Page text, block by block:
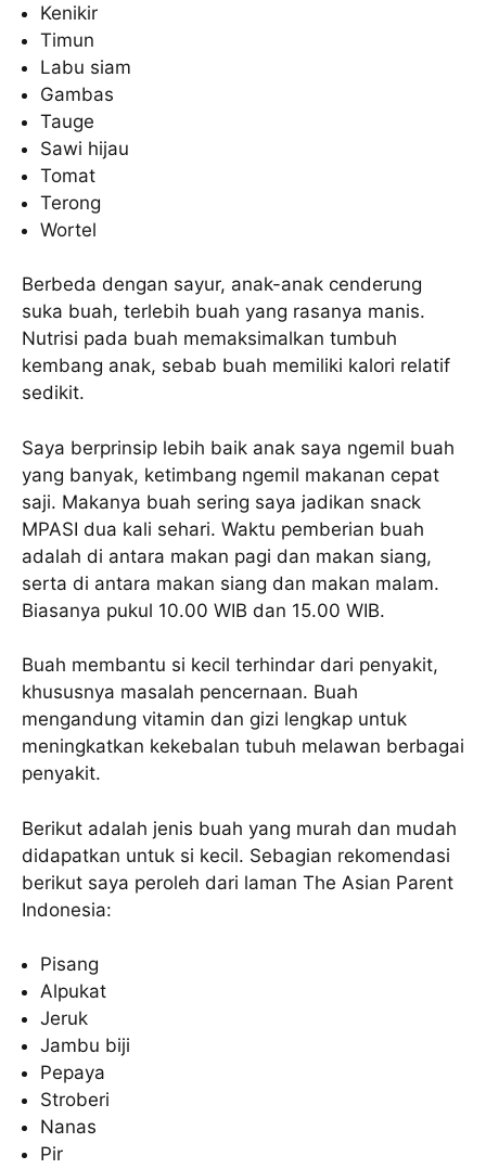
Kenikir
Timun
Labu siam
Gambas
Tauge
Sawi hijau
Tomat
Terong
Wortel
Berbeda dengan sayur, anak-anak cenderung
suka buah, terlebih buah yang rasanya manis.
Nutrisi pada buah memaksimalkan tumbuh
kembang anak, sebab buah memiliki kalori relatif
sedikit.
Saya berprinsip lebih baik anak saya ngemil buah
yang banyak, ketimbang ngemil makanan cepat
saji. Makanya buah sering saya jadikan snack
MPASI dua kali sehari. Waktu pemberian buah
adalah di antara makan pagi dan makan siang,
serta di antara makan siang dan makan malam.
Biasanya pukul 10.00 WIB dan 15.00 WIB.
Buah membantu si kecil terhindar dari penyakit,
khususnya masalah pencernaan. Buah
mengandung vitamin dan gizi lengkap untuk
meningkatkan kekebalan tubuh melawan berbagai
penyakit.
Berikut adalah jenis buah yang murah dan mudah
didapatkan untuk si kecil. Sebagian rekomendasi
berikut saya peroleh dari laman The Asian Parent
Indonesia:
Pisang
Alpukat
Jeruk
Jambu biji
Pepaya
Stroberi
Nanas
Pir